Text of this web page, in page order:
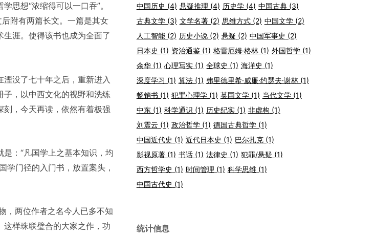
思想“浓缩得可以一口吞”。
附有两篇长文。一篇是其女
涯。使得该书也成为全面了
湮没了七十年之后，重新进入
，以中西文化的视野和洗练
，今天再读，依然有着极强
：“凡国学上之基本知识，均
学门径的入门书，放置案头，
，两位作者之名今人已多不知
样珠联璧合的大家之作，功
中国历史 (4) 悬疑推理 (4) 历史学(4) 中国古典(3)
古典文学(3) 文学名著(2) 思维方式(2) 中国文学(2)
人工智能(2) 历史小说(2) 悬疑 (2) 中国军事史 (2)
日本史 (1) 资治通鉴(1) 格雷厄姆·格林(1) 外国哲学(1)
余华(1) 心理写实(1) 全球史 (1) 海洋史 (1)
深度学习 (1) 算法(1) 弗里德里希·威廉·约瑟夫·谢林(1)
畅销书 (1) 犯罪心理学(1) 英国文学(1) 当代文学(1)
中东(1) 科学通识 (1) 历史纪实(1) 非虚构 (1)
刘震云 (1) 政治哲学(1) 德国古典哲学(1)
中国近代史 (1) 近代日本史 (1) 巴尔扎克(1)
影视原著(1) 书话(1) 法律史 (1) 犯罪/悬疑 (1)
西方哲学史 (1) 时间管理 (1) 科学思维(1)
中国古代史 (1)
统计信息